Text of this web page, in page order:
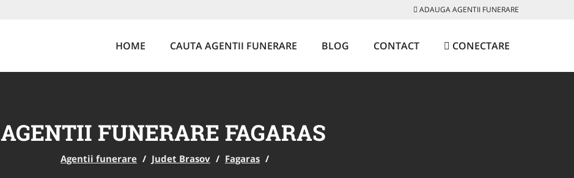
ADAUGA AGENTII FUNERARE
HOME CAUTA AGENTII FUNERARE BLOG CONTACT CONECTARE
AGENTII FUNERARE FAGARAS
Agentii funerare / Judet Brasov / Fagaras /